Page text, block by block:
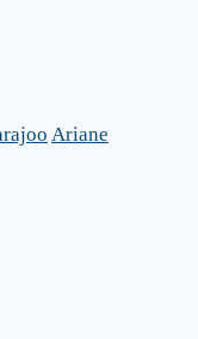
Ariane